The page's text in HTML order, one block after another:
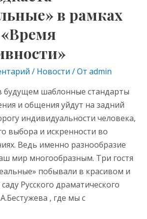
в рамках
/ Новости / От admin
шаблонные стандарты
и общения уйдут на задний
индивидуальности человека,
выбора и искренности во
Ведь именно разнообразие
мир многообразным. Три гостя
побывали в красивом и
Русского драматического
, где мы с